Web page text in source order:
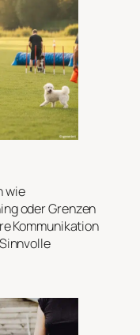
wie
oder Grenzen
Kommunikation